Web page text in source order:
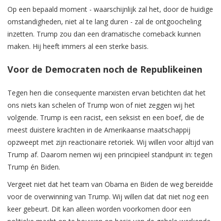
Op een bepaald moment - waarschijnlijk zal het, door de huidige
omstandigheden, niet al te lang duren - zal de ontgoocheling
inzetten. Trump zou dan een dramatische comeback kunnen
maken. Hij heeft immers al een sterke basis.
Voor de Democraten noch de Republikeinen
Tegen hen die consequente marxisten ervan betichten dat het
ons niets kan schelen of Trump won of niet zeggen wij het
volgende. Trump is een racist, een seksist en een boef, die de
meest duistere krachten in de Amerikaanse maatschappij
opzweept met zijn reactionaire retoriek. Wij willen voor altijd van
Trump af. Daarom nemen wij een principieel standpunt in: tegen
Trump én Biden.
Vergeet niet dat het team van Obama en Biden de weg bereidde
voor de overwinning van Trump. Wij willen dat dat niet nog een
keer gebeurt. Dit kan alleen worden voorkomen door een